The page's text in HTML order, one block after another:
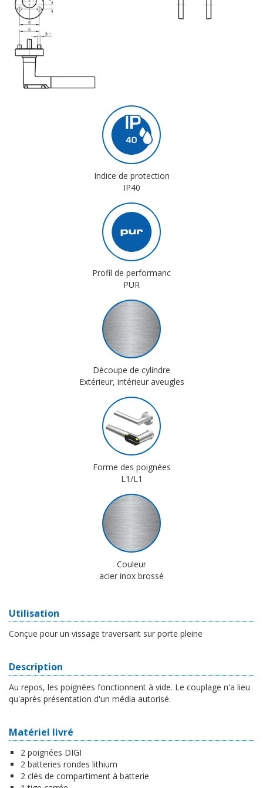
Indice de protection
IP40
Profil de performanc
PUR
Découpe de cylindre
Extérieur, intérieur aveugles
Forme des poignées
L1/L1
Couleur
acier inox brossé
Utilisation
Conçue pour un vissage traversant sur porte pleine
Description
Au repos, les poignées fonctionnent à vide. Le couplage n'a lieu
qu'après présentation d'un média autorisé.
Matériel livré
2 poignées DIGI
2 batteries rondes lithium
2 clés de compartiment à batterie